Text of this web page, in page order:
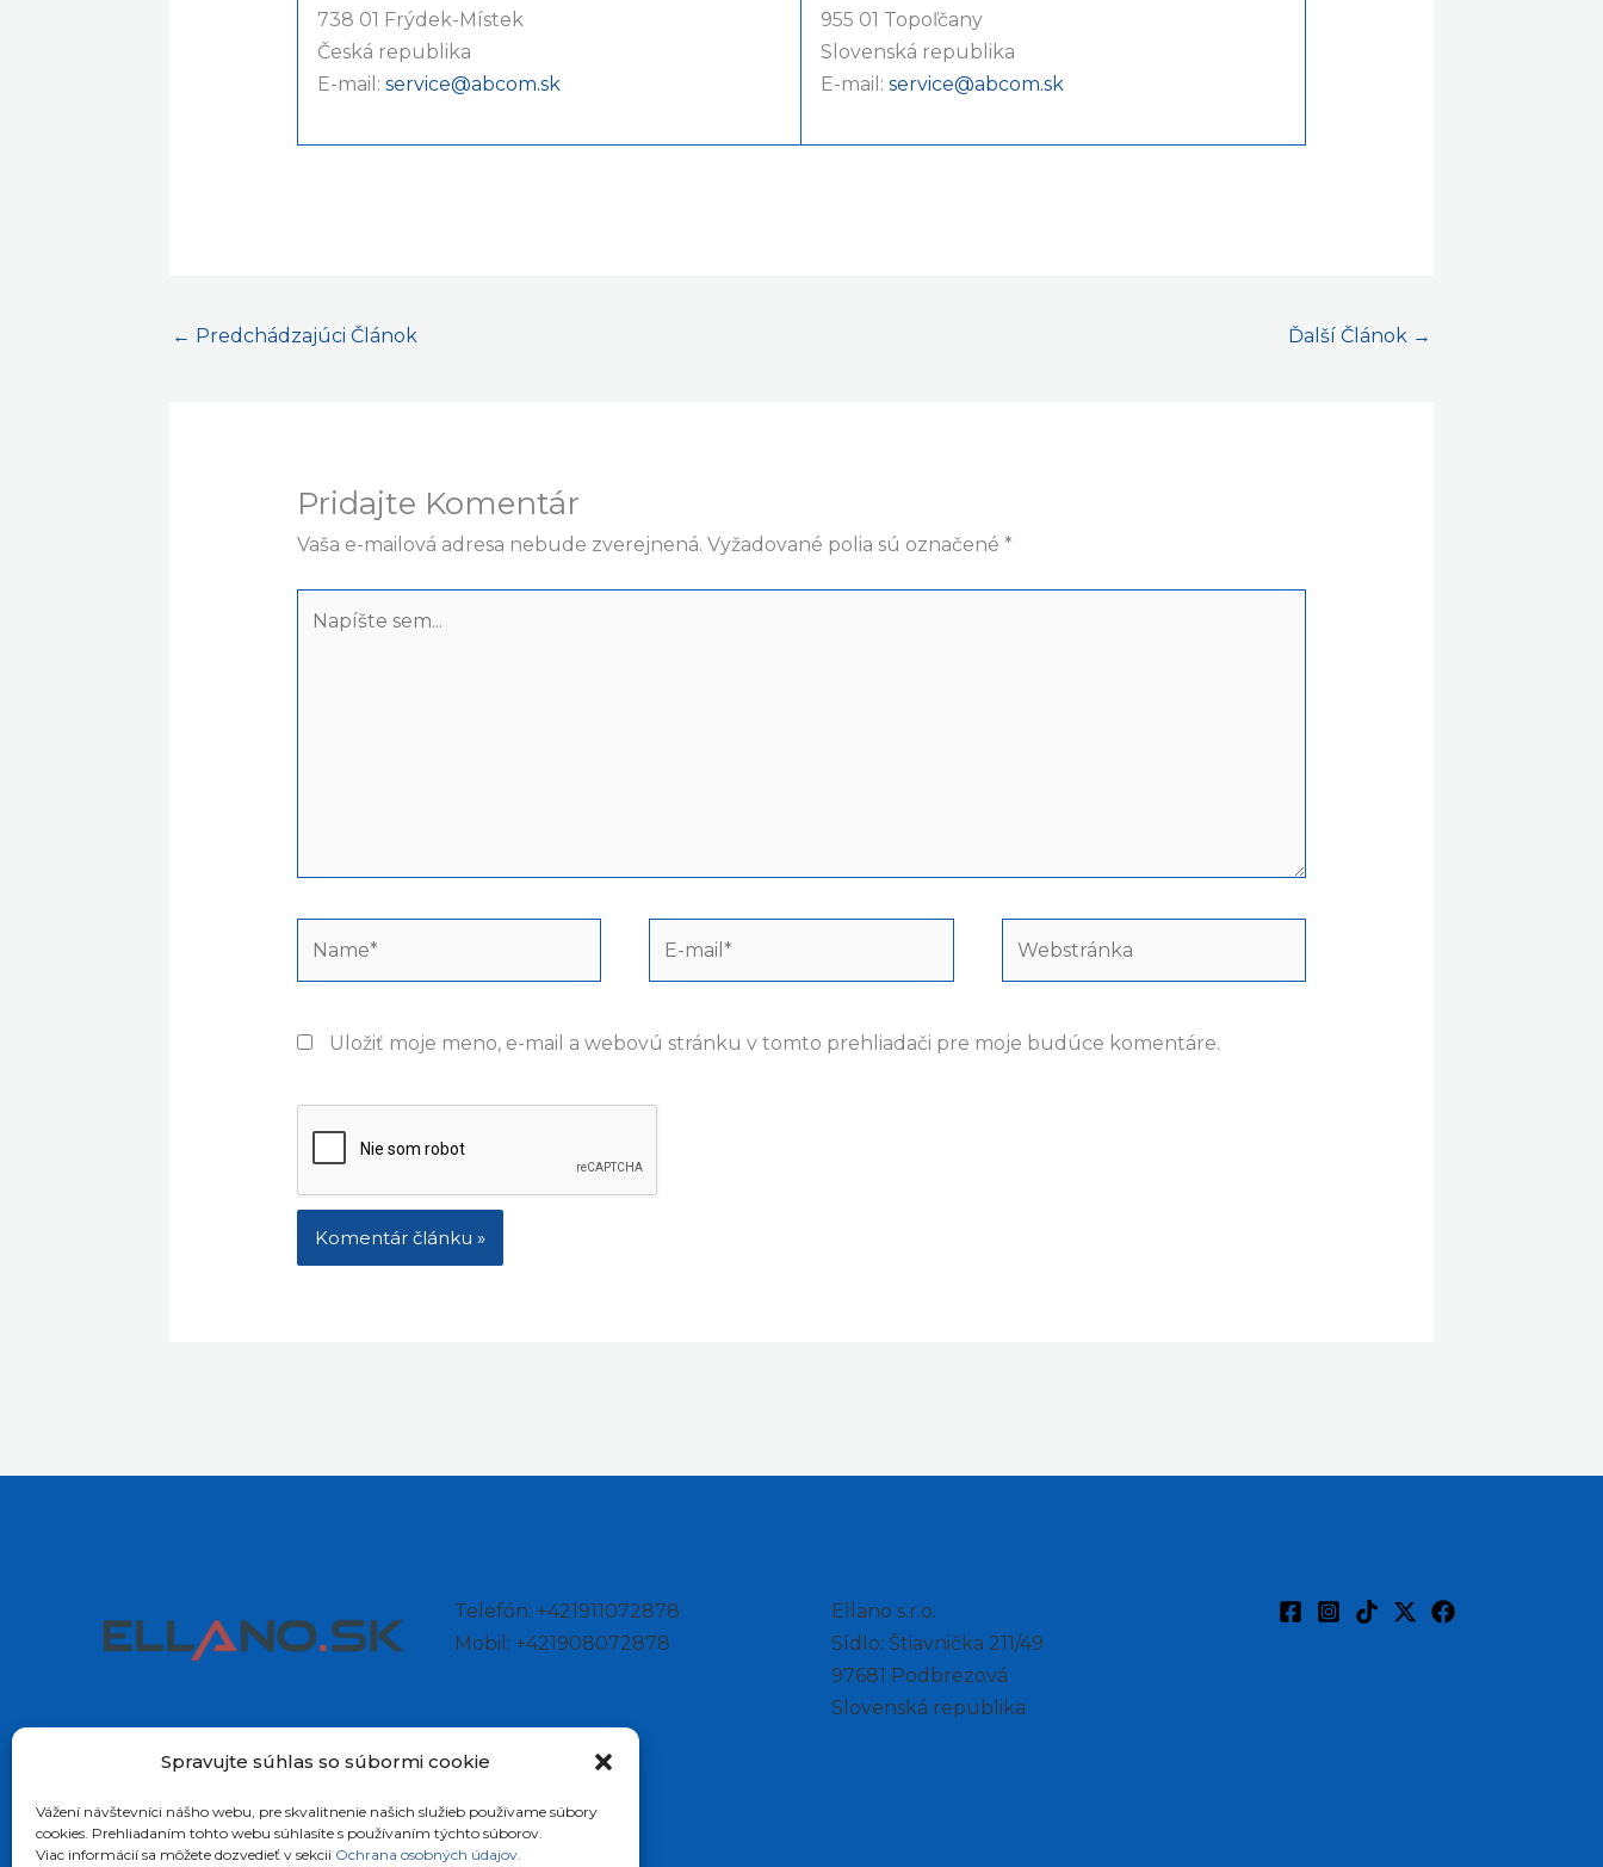
Spravujte súhlas so súbormi cookie
Vážení návštevníci nášho webu, pre skvalitnenie našich služieb používame súbory
cookies. Prehliadaním tohto webu súhlasíte s používaním týchto súborov.
Viac informácií sa môžete dozvedieť v sekcii Ochrana osobných údajov.
738 01 Frýdek-Místek
Česká republika
E-mail: service@abcom.sk
955 01 Topoľčany
Slovenská republika
E-mail: service@abcom.sk
← Predchádzajúci Článok Ďalší Článok →
Pridajte Komentár
Vaša e-mailová adresa nebude zverejnená. Vyžadované polia sú označené *
sem...
Uložiť moje meno, e-mail a webovú stránku v tomto prehliadači pre moje budúce komentáre.
Telefón: +421911072878
Mobil: +421908072878
Ellano s.r.o.
Sídlo: Štiavnička 211/49
97681 Podbrezová
Slovenská republika